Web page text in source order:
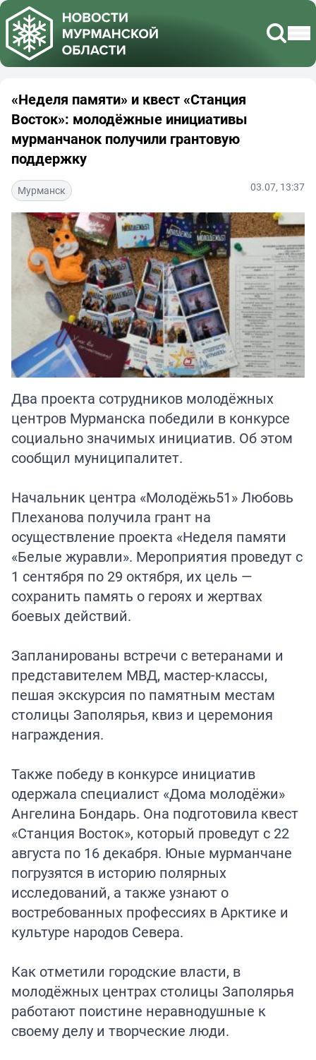
«Неделя памяти» и квест «Станция
Восток»: молодёжные инициативы
мурманчанок получили грантовую
поддержку
Мурманск 03.07, 13:37
Два проекта сотрудников молодёжных
центров Мурманска победили в конкурсе
социально значимых инициатив. Об этом
сообщил муниципалитет.
Начальник центра «Молодёжь51» Любовь
Плеханова получила грант на
осуществление проекта «Неделя памяти
«Белые журавли». Мероприятия проведут с
1 сентября по 29 октября, их цель —
сохранить память о героях и жертвах
боевых действий.
Запланированы встречи с ветеранами и
представителем МВД, мастер-классы,
пешая экскурсия по памятным местам
столицы Заполярья, квиз и церемония
награждения.
Также победу в конкурсе инициатив
одержала специалист «Дома молодёжи»
Ангелина Бондарь. Она подготовила квест
«Станция Восток», который проведут с 22
августа по 16 декабря. Юные мурманчане
погрузятся в историю полярных
исследований, а также узнают о
востребованных профессиях в Арктике и
культуре народов Севера.
Как отметили городские власти, в
молодёжных центрах столицы Заполярья
работают поистине неравнодушные к
своему делу и творческие люди.